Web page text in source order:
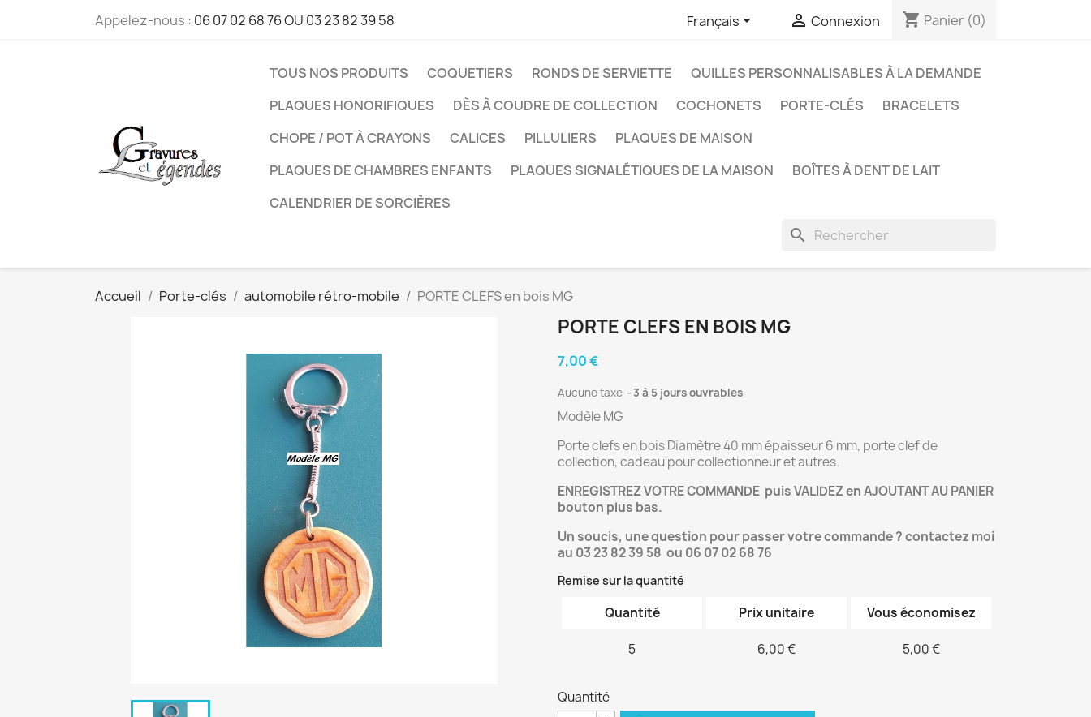
Appelez-nous : 06 07 02 68 76 OU 03 23 82 39 58 Français  Connexion shopping_cart Panier (0)
TOUS NOS PRODUITS COQUETIERS RONDS DE SERVIETTE
QUILLES PERSONNALISABLES À LA DEMANDE
PLAQUES HONORIFIQUES
DÈS À COUDRE DE COLLECTION COCHONETS PORTE-CLÉS
BRACELETS
CHOPE / POT À CRAYONS
CALICES PILLULIERS
PLAQUES DE MAISON
PLAQUES DE CHAMBRES ENFANTS
PLAQUES SIGNALÉTIQUES DE LA MAISON
BOÎTES À DENT DE LAIT
CALENDRIER DE SORCIÈRES
search
Accueil Porte-clés automobile rétro-mobile PORTE CLEFS en bois MG
PORTE CLEFS EN BOIS MG
7,00 €
Aucune taxe 3 à 5 jours ouvrables
Modèle MG
Porte clefs en bois Diamètre 40 mm épaisseur 6 mm, porte clef de
collection, cadeau pour collectionneur et autres.
ENREGISTREZ VOTRE COMMANDE puis VALIDEZ en AJOUTANT AU PANIER
bouton plus bas.
Un soucis, une question pour passer votre commande ? contactez moi
au 03 23 82 39 58 ou 06 07 02 68 76
Remise sur la quantité
Quantité Prix unitaire Vous économisez
5 6,00 € 5,00 €
Quantité